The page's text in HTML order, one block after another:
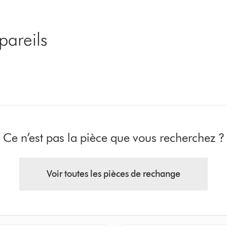
Ce n’est pas la pièce que vous recherchez ?
Voir toutes les pièces de rechange